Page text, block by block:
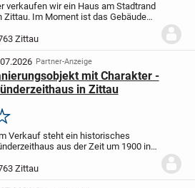
verkaufen wir ein Haus am Stadtrand
Zittau. Im Moment ist das Gebäude
4 Zimmern und / oder
Loggia und Balkon
Im...
Zittau
Partner-Anzeige
mit Charakter -
in Zittau
Merken
Verkauf steht ein historisches
aus der Zeit um 1900 in
sich in der Lessingstraße, nur
Gehminuten vom Bahnhof sowie
Zittau